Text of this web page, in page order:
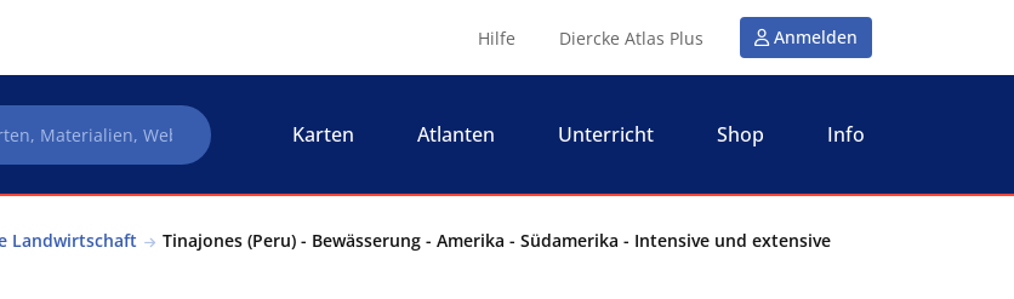
Hilfe Diercke Atlas Plus Anmelden
Karten Atlanten Unterricht Shop Info
Landwirtschaft
Tinajones (Peru) - Bewässerung - Amerika - Südamerika - Intensive und extensive